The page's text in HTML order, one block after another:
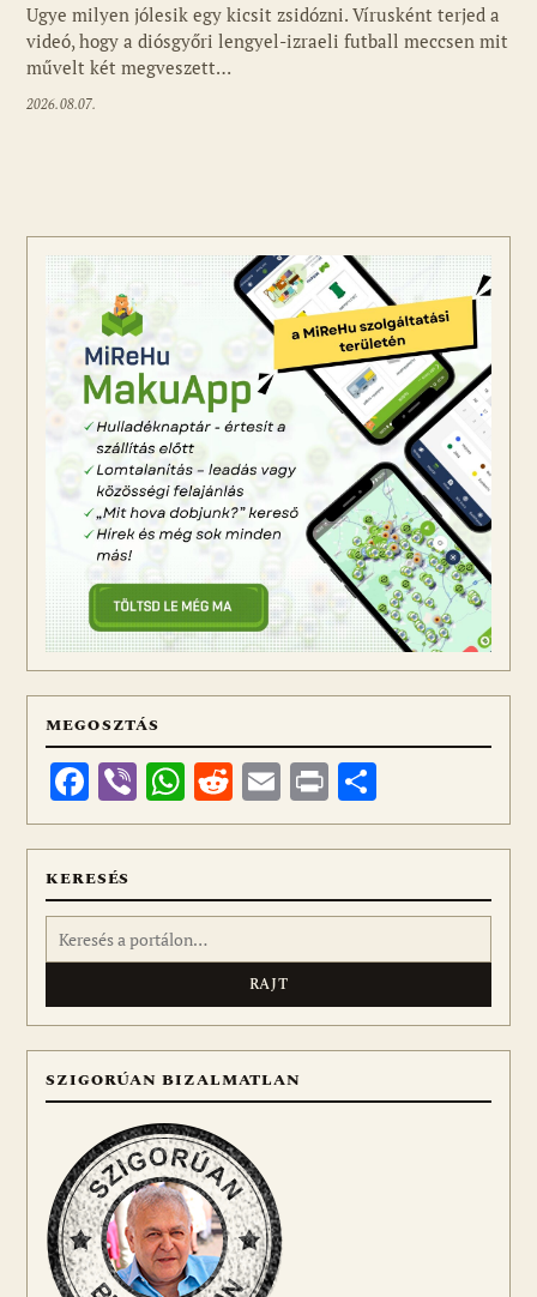
Ugye milyen jólesik egy kicsit zsidózni. Vírusként terjed a
videó, hogy a diósgyőri lengyel-izraeli futball meccsen mit
művelt két megveszett…
2026.08.07.
MEGOSZTÁS
Facebook
ViberWhatsApp
Reddit
Email
Print
meg
KERESÉS
Keresés:
SZIGORÚAN BIZALMATLAN